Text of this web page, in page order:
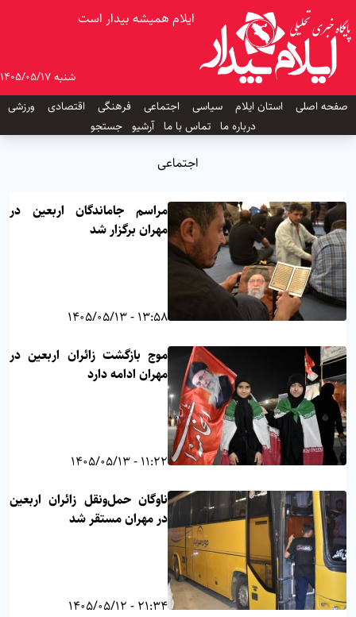
ایلام همیشه بیدار است
شنبه 1405/05/17
صفحه اصلی
استان ایلام سیاسی اجتماعی فرهنگی اقتصادی
ورزشی
درباره ما تماس با ما آرشیو جستجو
اجتماعی
مراسم جاماندگان اربعین در
مهران برگزار شد
13:58 - 1405/05/13
موج بازگشت زائران اربعین در
مهران ادامه دارد
11:22 - 1405/05/13
ناوگان حمل‌ونقل زائران اربعین
در مهران مستقر شد
21:34 - 1405/05/12